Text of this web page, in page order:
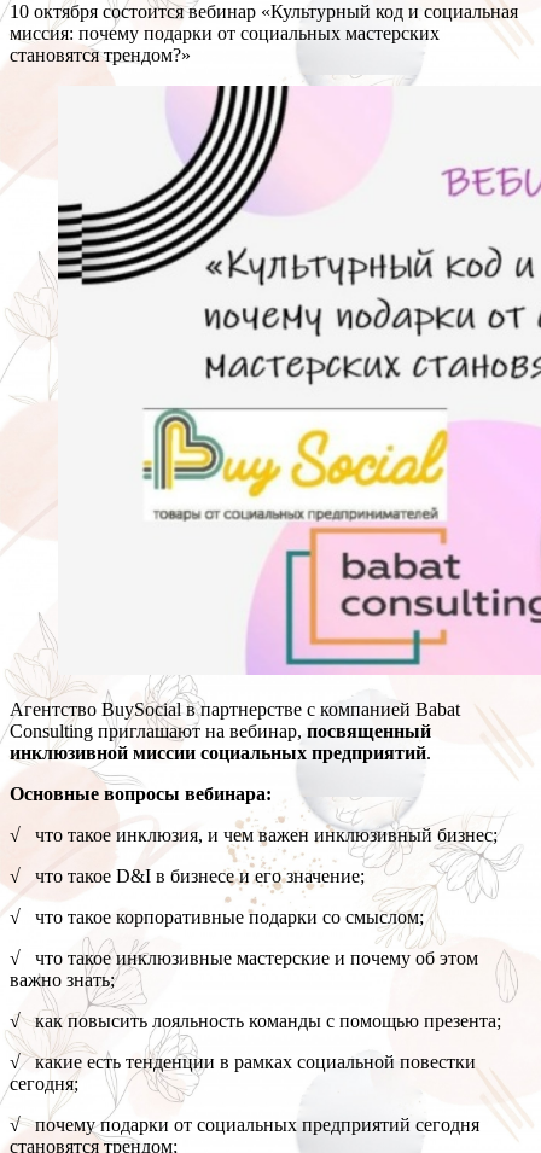
10 октября состоится вебинар «Культурный код и социальная
миссия: почему подарки от социальных мастерских
становятся трендом?»
Агентство BuySocial в партнерстве с компанией Babat
Consulting приглашают на вебинар, посвященный
инклюзивной миссии социальных предприятий.
Основные вопросы вебинара:
√ что такое инклюзия, и чем важен инклюзивный бизнес;
√ что такое D&I в бизнесе и его значение;
√ что такое корпоративные подарки со смыслом;
√ что такое инклюзивные мастерские и почему об этом
важно знать;
√ как повысить лояльность команды с помощью презента;
√ какие есть тенденции в рамках социальной повестки
сегодня;
√ почему подарки от социальных предприятий сегодня
становятся трендом;